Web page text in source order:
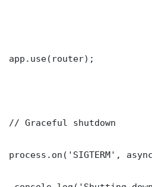
app.use(router);
// Graceful shutdown
process.on('SIGTERM',